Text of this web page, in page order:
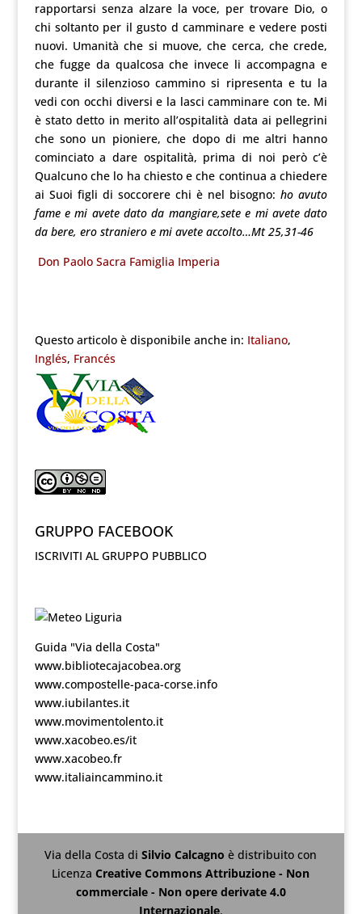
rapportarsi senza alzare la voce, per trovare Dio, o
chi soltanto per il gusto d camminare e vedere posti
nuovi. Umanità che si muove, che cerca, che crede,
che fugge da qualcosa che invece li accompagna e
durante il silenzioso cammino si ripresenta e tu la
vedi con occhi diversi e la lasci camminare con te. Mi
è stato detto in merito all’ospitalità data ai pellegrini
che sono un pioniere, che dopo di me altri hanno
cominciato a dare ospitalità, prima di noi però c’è
Qualcuno che lo ha chiesto e che continua a chiedere
ai Suoi figli di soccorere chi è nel bisogno:ho avuto
fame e mi avete dato da mangiare,sete e mi avete dato
da bere, ero straniero e mi avete accolto…Mt 25,31-46
Don Paolo Sacra Famiglia Imperia
Questo articolo è disponibile anche in: Italiano
Inglés Francés
GRUPPO FACEBOOK
ISCRIVITI AL GRUPPO PUBBLICO
Guida "Via della Costa"
www.bibliotecajacobea.org
www.compostelle-paca-corse.info
www.iubilantes.it
www.movimentolento.it
www.xacobeo.es/it
www.xacobeo.fr
www.italiaincammino.it
Via della Costa diSilvio Calcagnoè distribuito con
LicenzaCreative Commons Attribuzione - Non
commerciale - Non opere derivate 4.0
Internazionale.